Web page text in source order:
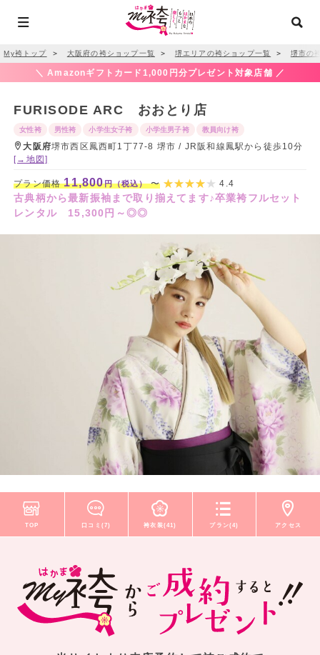
My袴トップ ＞ 大阪府の袴ショップ一覧 ＞ 堺エリアの袴ショップ一覧 ＞ 堺市の
＼ Amazonギフトカード1,000円分プレゼント対象店舗 ／
FURISODE ARC おおとり店
女性袴 男性袴 小学生女子袴 小学生男子袴 教員向け袴
大阪府堺市西区鳳西町1丁77-8 堺市 / JR阪和線鳳駅から徒歩10分
[→地図]
プラン価格11,800円（税込）〜 4.4
古典柄から最新振袖まで取り揃えてます♪卒業袴フルセット
レンタル 15,300円～◎◎
TOP 口コミ(7) 袴衣装(41) プラン(4) アクセス